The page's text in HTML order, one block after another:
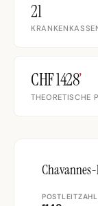
21
CHF 1428’
THEORETISCHE
POSTLEITZAHL